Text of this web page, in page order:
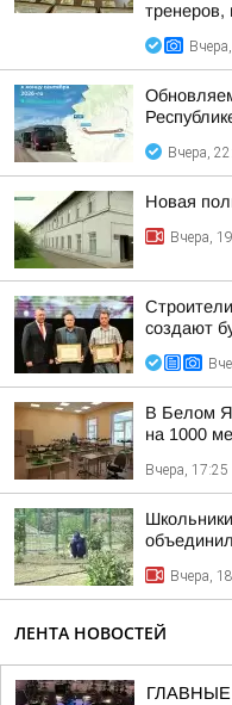
тренеров,
Вчера,
Новая
Вчера,
создают
В Белом
на 1000
Вчера, 17:25
Вчера,
ЛЕНТА НОВОСТЕЙ
ГЛАВНЫЕ